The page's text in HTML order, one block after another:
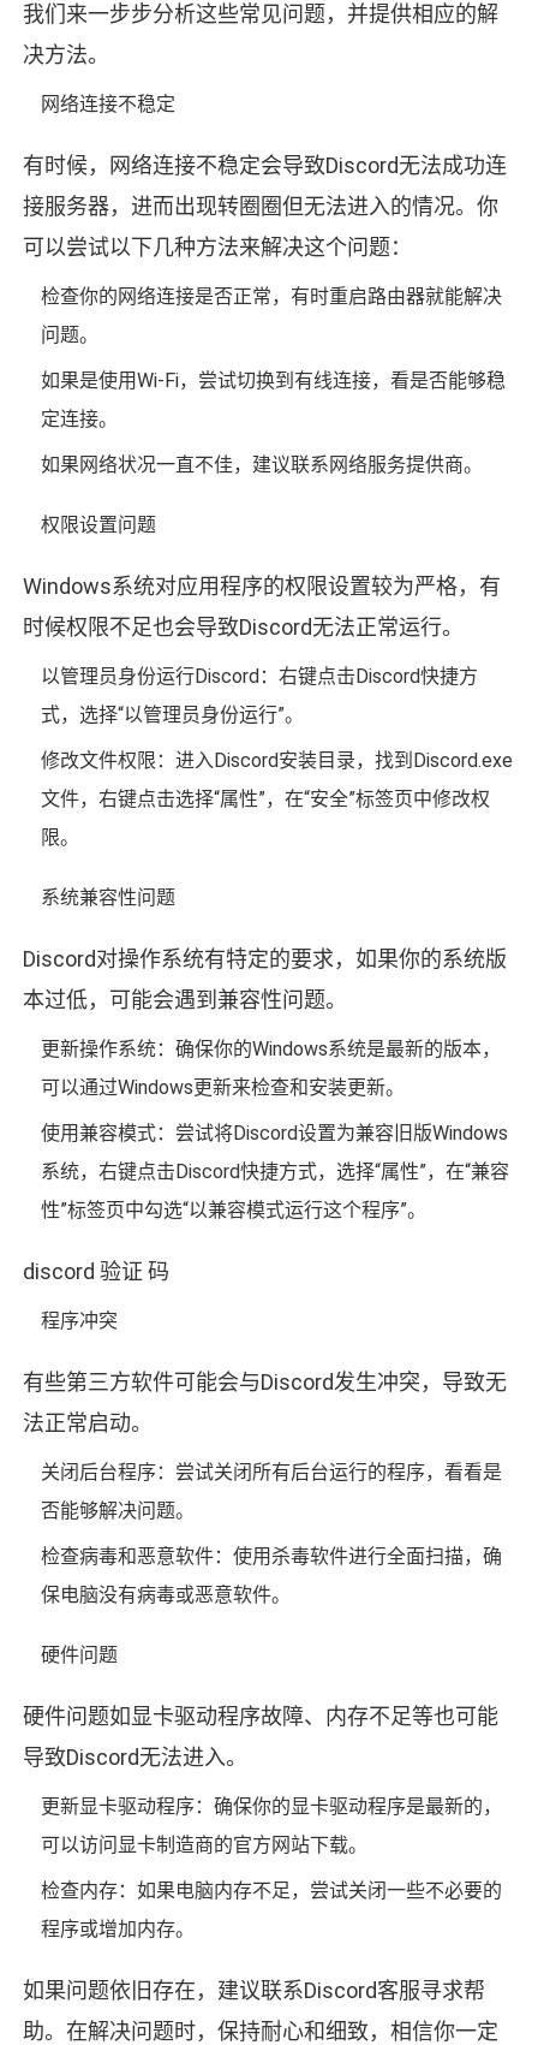
我们来一步步分析这些常见问题，并提供相应的解
决方法。
网络连接不稳定
有时候，网络连接不稳定会导致Discord无法成功连
接服务器，进而出现转圈圈但无法进入的情况。你
可以尝试以下几种方法来解决这个问题：
检查你的网络连接是否正常，有时重启路由器就能解决
问题。
如果是使用Wi-Fi，尝试切换到有线连接，看是否能够稳
定连接。
如果网络状况一直不佳，建议联系网络服务提供商。
权限设置问题
Windows系统对应用程序的权限设置较为严格，有
时候权限不足也会导致Discord无法正常运行。
以管理员身份运行Discord：右键点击Discord快捷方
式，选择“以管理员身份运行”。
修改文件权限：进入Discord安装目录，找到Discord.exe
文件，右键点击选择“属性”，在“安全”标签页中修改权
限。
系统兼容性问题
Discord对操作系统有特定的要求，如果你的系统版
本过低，可能会遇到兼容性问题。
更新操作系统：确保你的Windows系统是最新的版本，
可以通过Windows更新来检查和安装更新。
使用兼容模式：尝试将Discord设置为兼容旧版Windows
系统，右键点击Discord快捷方式，选择“属性”，在“兼容
性”标签页中勾选“以兼容模式运行这个程序”。
discord 验证 码
程序冲突
有些第三方软件可能会与Discord发生冲突，导致无
法正常启动。
关闭后台程序：尝试关闭所有后台运行的程序，看看是
否能够解决问题。
检查病毒和恶意软件：使用杀毒软件进行全面扫描，确
保电脑没有病毒或恶意软件。
硬件问题
硬件问题如显卡驱动程序故障、内存不足等也可能
导致Discord无法进入。
更新显卡驱动程序：确保你的显卡驱动程序是最新的，
可以访问显卡制造商的官方网站下载。
检查内存：如果电脑内存不足，尝试关闭一些不必要的
程序或增加内存。
如果问题依旧存在，建议联系Discord客服寻求帮
助。在解决问题时，保持耐心和细致，相信你一定